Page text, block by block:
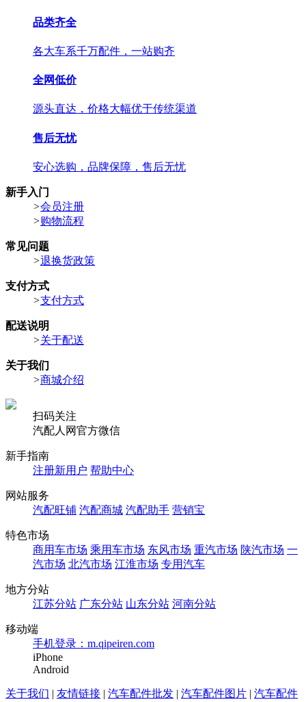
品类齐全
各大车系千万配件，一站购齐
全网低价
源头直达，价格大幅优于传统渠道
售后无忧
安心选购，品牌保障，售后无忧
新手入门
>会员注册
>购物流程
常见问题
>退换货政策
支付方式
>支付方式
配送说明
>关于配送
关于我们
>商城介绍
扫码关注
汽配人网官方微信
新手指南
注册新用户 帮助中心
网站服务
汽配旺铺 汽配商城 汽配助手 营销宝
特色市场
商用车市场 乘用车市场 东风市场 重汽市场 陕汽市场 一
汽市场 北汽市场 江淮市场 专用汽车
地方分站
江苏分站 广东分站 山东分站 河南分站
移动端
手机登录：m.qipeiren.com
iPhone
Android
关于我们 | 友情链接 | 汽车配件批发 | 汽车配件图片 | 汽车配件